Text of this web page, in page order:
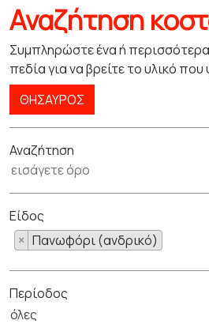
Αναζήτηση
Συμπληρώστε ένα ή
πεδία για να βρείτε το υλικό που
ΘΗΣΑΥΡΌΣ
Αναζήτηση
Είδος
× Πανωφόρι (ανδρικό)
Περίοδος
όλες